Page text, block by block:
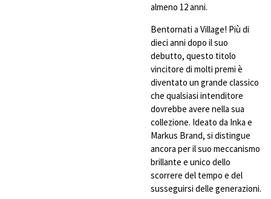
almeno 12 anni.
Bentornati a Village! Più di
dieci anni dopo il suo
debutto, questo titolo
vincitore di molti premi è
diventato un grande classico
che qualsiasi intenditore
dovrebbe avere nella sua
collezione. Ideato da Inka e
Markus Brand, si distingue
ancora per il suo meccanismo
brillante e unico dello
scorrere del tempo e del
susseguirsi delle generazioni.